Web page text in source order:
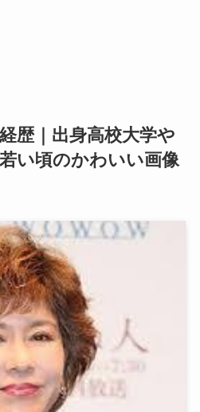
歴｜出身高校大学や
い頃のかわいい画像